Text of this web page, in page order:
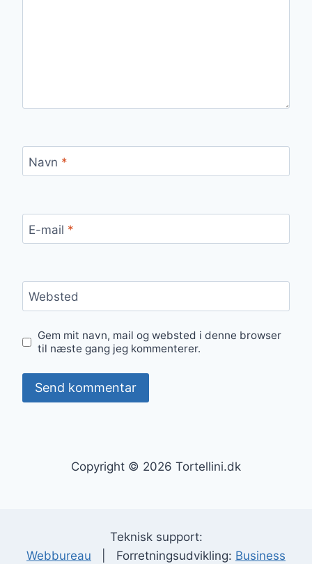
Navn *
E-mail *
Websted
Gem mit navn, mail og websted i denne browser
til næste gang jeg kommenterer.
Copyright © 2026 Tortellini.dk
Teknisk support:
Webbureau | Forretningsudvikling: Business